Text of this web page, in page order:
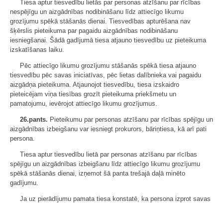
Tiesa aptur tiesvedību lietās par personas atzīšanu par rīcības
nespējīgu un aizgādnības nodibināšanu līdz attiecīgo likumu
grozījumu spēkā stāšanās dienai. Tiesvedības apturēšana nav
šķērslis pieteikuma par pagaidu aizgādnības nodibināšanu
iesniegšanai. Šādā gadījumā tiesa atjauno tiesvedību uz pieteikuma
izskatīšanas laiku.
Pēc attiecīgo likumu grozījumu stāšanās spēkā tiesa atjauno
tiesvedību pēc savas iniciatīvas, pēc lietas dalībnieka vai pagaidu
aizgādņa pieteikuma. Atjaunojot tiesvedību, tiesa izskaidro
pieteicējam viņa tiesības grozīt pieteikuma priekšmetu un
pamatojumu, ievērojot attiecīgo likumu grozījumus.
26.pants. Pieteikumu par personas atzīšanu par rīcības spējīgu un
aizgādnības izbeigšanu var iesniegt prokurors, bāriņtiesa, kā arī pati
persona.
Tiesa aptur tiesvedību lietā par personas atzīšanu par rīcības
spējīgu un aizgādnības izbeigšanu līdz attiecīgo likumu grozījumu
spēkā stāšanās dienai, izņemot šā panta trešajā daļā minēto
gadījumu.
Ja uz pierādījumu pamata tiesa konstatē, ka persona izprot savas